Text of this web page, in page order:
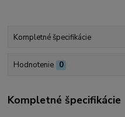
Kompletné špecifikácie
Hodnotenie 0
Kompletné špecifikácie